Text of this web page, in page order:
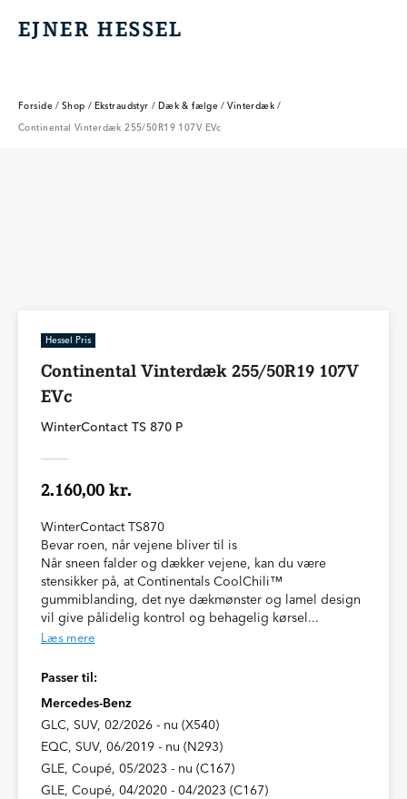
EJNER HESSEL
EJNER HESSEL
Forside / Shop / Ekstraudstyr / Dæk & fælge / Vinterdæk /
Continental Vinterdæk 255/50R19 107V EVc
Hessel Pris
Continental Vinterdæk 255/50R19 107V
EVc
WinterContact TS 870 P
2.160,00 kr.
WinterContact TS870
Bevar roen, når vejene bliver til is
Når sneen falder og dækker vejene, kan du være
stensikker på, at Continentals CoolChili™
gummiblanding, det nye dækmønster og lamel design
vil give pålidelig kontrol og behagelig kørsel...
Læs mere
Passer til:
Mercedes-Benz
GLC, SUV, 02/2026 - nu (X540)
EQC, SUV, 06/2019 - nu (N293)
GLE, Coupé, 05/2023 - nu (C167)
GLE, Coupé, 04/2020 - 04/2023 (C167)